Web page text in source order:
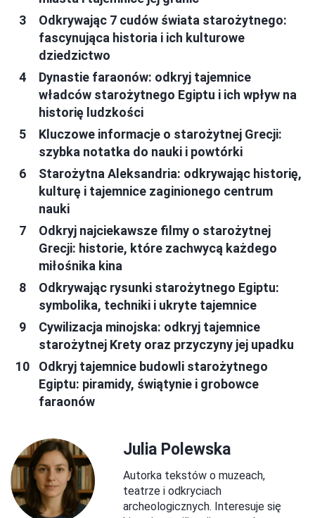
Odkrywając 7 cudów świata starożytnego:
fascynująca historia i ich kulturowe
dziedzictwo
Dynastie faraonów: odkryj tajemnice
władców starożytnego Egiptu i ich wpływ na
historię ludzkości
Kluczowe informacje o starożytnej Grecji:
szybka notatka do nauki i powtórki
Starożytna Aleksandria: odkrywając historię,
kulturę i tajemnice zaginionego centrum
nauki
Odkryj najciekawsze filmy o starożytnej
Grecji: historie, które zachwycą każdego
miłośnika kina
Odkrywając rysunki starożytnego Egiptu:
symbolika, techniki i ukryte tajemnice
Cywilizacja minojska: odkryj tajemnice
starożytnej Krety oraz przyczyny jej upadku
Odkryj tajemnice budowli starożytnego
Egiptu: piramidy, świątynie i grobowce
faraonów
Julia Polewska
Autorka tekstów o muzeach,
teatrze i odkryciach
archeologicznych. Interesuje się